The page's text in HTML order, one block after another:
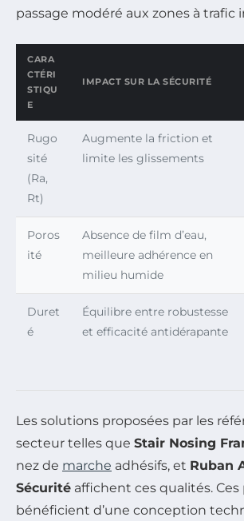
passage modéré aux zones à trafic
CARA
CTÉRI
STIQU
E
IMPACT SUR LA SÉCURITÉ
Rugo
sité
(Ra,
Rt)
Augmente la friction et
limite les glissements
Poros
ité
Absence de film d’eau,
meilleure adhérence en
milieu humide
Duret
é
Équilibre entre robustesse
et efficacité antidérapante
Les solutions proposées par les
secteur telles que Stair Nosing
nez de marche adhésifs, et Ruban
Sécurité affichent ces qualités.
bénéficient d’une conception